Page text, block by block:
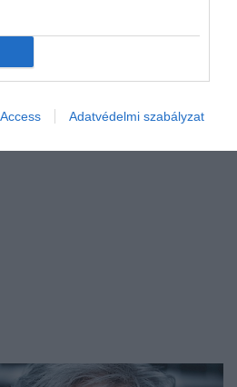
Adatvédelmi szabályzat
nettó 294 ezer forintra nőtt a
történelmi rekordot jelent a K&H